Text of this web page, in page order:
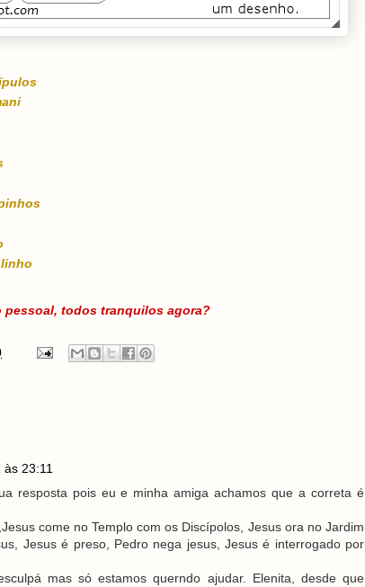
pessoal, todos tranquilos agora?
às 23:11
resposta pois eu e minha amiga achamos que a correta é
come no Templo com os Discípolos, Jesus ora no Jardim
Jesus é preso, Pedro nega jesus, Jesus é interrogado por
mas só estamos querndo ajudar. Elenita, desde que